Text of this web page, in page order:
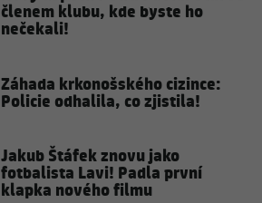
členem klubu, kde byste ho
nečekali!
Záhada krkonošského cizince:
Policie odhalila, co zjistila!
Jakub Štáfek znovu jako
fotbalista Lavi! Padla první
klapka nového filmu